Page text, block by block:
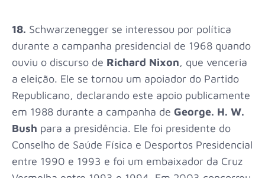
18. Schwarzenegger se interessou por política
durante a campanha presidencial de 1968 quando
ouviu o discurso de Richard Nixon, que venceria
a eleição. Ele se tornou um apoiador do Partido
Republicano, declarando este apoio publicamente
em 1988 durante a campanha de George. H. W.
Bush para a presidência. Ele foi presidente do
Conselho de Saúde Física e Desportos Presidencial
entre 1990 e 1993 e foi um embaixador da Cruz